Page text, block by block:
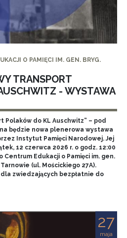
O PAMIĘCI IM. GEN. BRYG.
TRANSPORT
- WYSTAWA
Polaków do KL Auschwitz” – pod
będzie nowa plenerowa wystawa
Instytut Pamięci Narodowej. Jej
12 czerwca 2026 r. o godz. 12:00
Edukacji o Pamięci im. gen.
(ul. Mościckiego 27A).
zwiedzających bezpłatnie do
27
maja